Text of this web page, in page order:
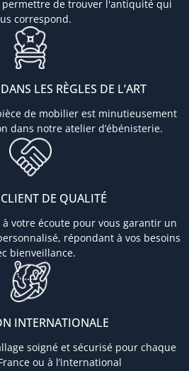
permettre de trouver l'antiquité qui
correspond.
LES RÈGLES DE L’ART
de mobilier est minutieusement
dans notre atelier d’ébénisterie.
DE QUALITÉ
votre écoute pour vous garantir un
répondant à vos besoins
bienveillance.
INTERNATIONALE
soigné et sécurisé pour chaque
ou à l’international